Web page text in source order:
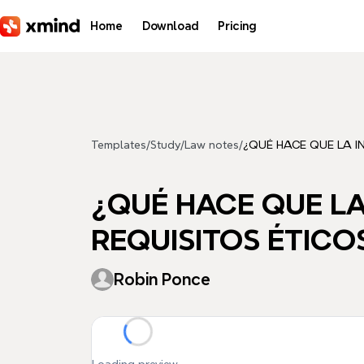
Home Download Pricing
Templates/Study/ Law notes/¿QUÉ HACE QUE LA
¿QUÉ HACE QUE
REQUISITOS
Robin Ponce